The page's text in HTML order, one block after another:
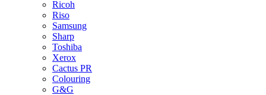
Ricoh
Riso
Samsung
Sharp
Toshiba
Xerox
Cactus PR
Colouring
G&G